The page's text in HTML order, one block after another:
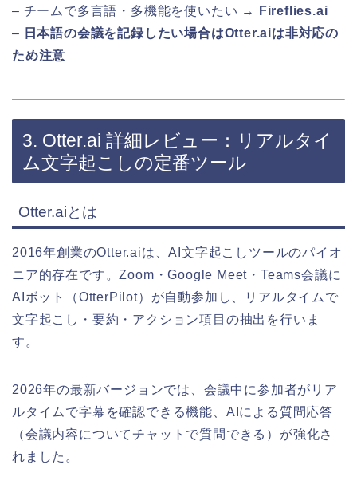
– チームで多言語・多機能を使いたい →
Fireflies.ai
– 日本語の会議を記録したい場合はOtter.aiは非対応の
ため注意
3. Otter.ai 詳細レビュー：リアルタイ
ム文字起こしの定番ツール
Otter.aiとは
2016年創業のOtter.aiは、AI文字起こしツールのパイオ
ニア的存在です。Zoom・Google Meet・Teams会議に
AIボット（OtterPilot）が自動参加し、リアルタイムで
文字起こし・要約・アクション項目の抽出を行いま
す。
2026年の最新バージョンでは、会議中に参加者がリア
ルタイムで字幕を確認できる機能、AIによる質問応答
（会議内容についてチャットで質問できる）が強化さ
れました。